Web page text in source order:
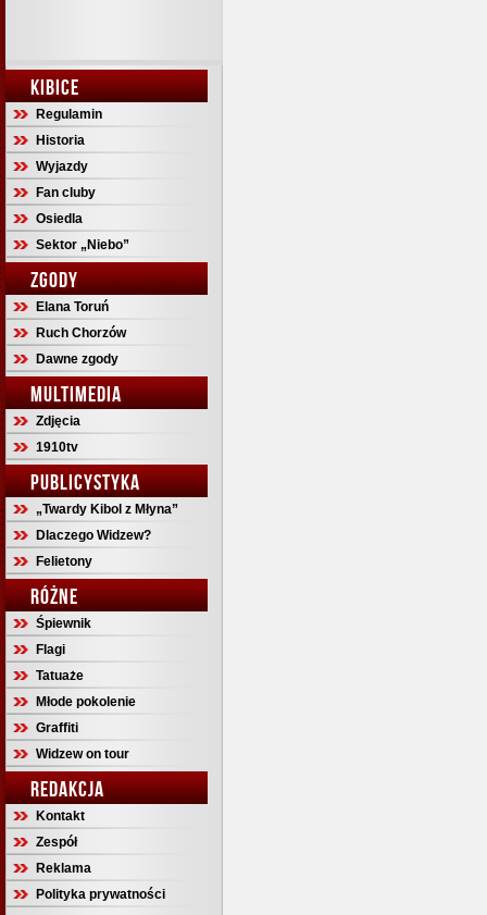
KIBICE
Regulamin
Historia
Wyjazdy
Fan cluby
Osiedla
Sektor „Niebo”
ZGODY
Elana Toruń
Ruch Chorzów
Dawne zgody
MULTIMEDIA
Zdjęcia
1910tv
PUBLICYSTYKA
„Twardy Kibol z Młyna”
Dlaczego Widzew?
Felietony
RÓŻNE
Śpiewnik
Flagi
Tatuaże
Młode pokolenie
Graffiti
Widzew on tour
REDAKCJA
Kontakt
Zespół
Reklama
Polityka prywatności